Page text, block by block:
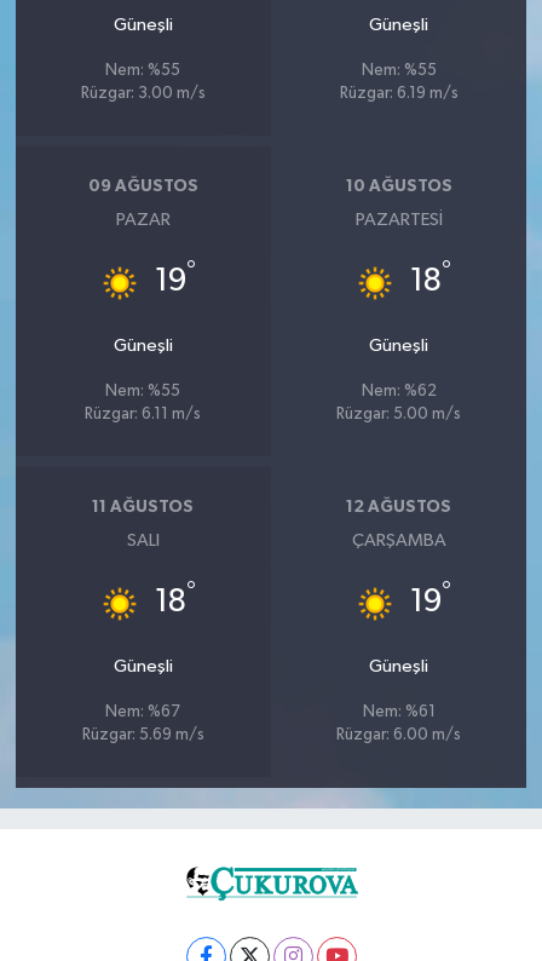
Güneşli
Nem: %55
Rüzgar: 3.00 m/s
Güneşli
Nem: %55
Rüzgar: 6.19 m/s
09 AĞUSTOS
PAZAR
19°
Güneşli
Nem: %55
Rüzgar: 6.11 m/s
10 AĞUSTOS
PAZARTESI
18°
Güneşli
Nem: %62
Rüzgar: 5.00 m/s
11 AĞUSTOS
SALI
18°
Güneşli
Nem: %67
Rüzgar: 5.69 m/s
12 AĞUSTOS
ÇARŞAMBA
19°
Güneşli
Nem: %61
Rüzgar: 6.00 m/s